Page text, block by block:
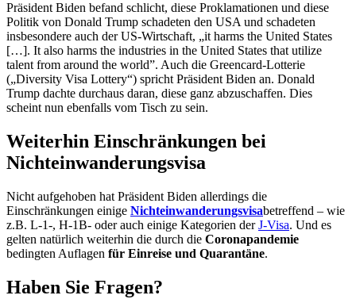
Präsident Biden befand schlicht, diese Proklamationen und diese
Politik von Donald Trump schadeten den USA und schadeten
insbesondere auch der US-Wirtschaft, „it harms the United States
[…]. It also harms the industries in the United States that utilize
talent from around the world”. Auch die Greencard-Lotterie
(„Diversity Visa Lottery“) spricht Präsident Biden an. Donald
Trump dachte durchaus daran, diese ganz abzuschaffen. Dies
scheint nun ebenfalls vom Tisch zu sein.
Weiterhin Einschränkungen bei
Nichteinwanderungsvisa
Nicht aufgehoben hat Präsident Biden allerdings die
Einschränkungen einige Nichteinwanderungsvisabetreffend – wie
z.B. L-1-, H-1B- oder auch einige Kategorien derJ-Visa. Und es
gelten natürlich weiterhin die durch die Coronapandemie
bedingten Auflagen für Einreise und Quarantäne.
Haben Sie Fragen?